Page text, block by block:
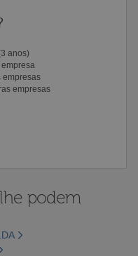
anos)
empresa
empresas
empresas
podem